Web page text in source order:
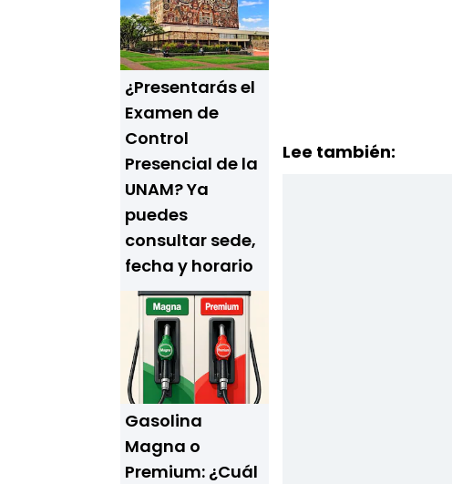
¿Presentarás el
Examen de
Control
Presencial de la
UNAM? Ya
puedes
consultar sede,
fecha y horario
Gasolina
Magna o
Premium: ¿Cuál
Lee también: